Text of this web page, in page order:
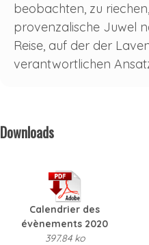
beobachten, zu
provenzalische Juwel
Reise, auf der der
verantwortlichen
Downloads
Calendrier des
évènements 2020
397.84 ko